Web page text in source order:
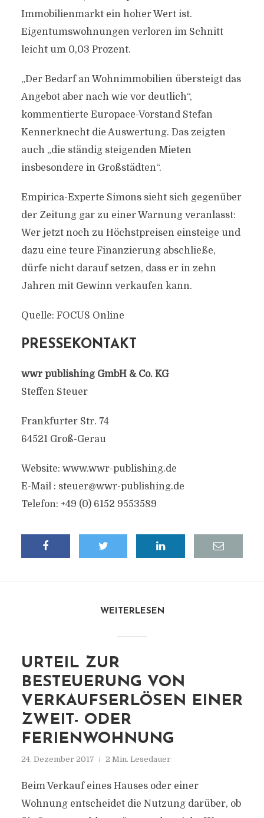
Immobilienmarkt ein hoher Wert ist.
Eigentumswohnungen verloren im Schnitt
leicht um 0,03 Prozent.
„Der Bedarf an Wohnimmobilien übersteigt das
Angebot aber nach wie vor deutlich“,
kommentierte Europace-Vorstand Stefan
Kennerknecht die Auswertung. Das zeigten
auch „die ständig steigenden Mieten
insbesondere in Großstädten“.
Empirica-Experte Simons sieht sich gegenüber
der Zeitung gar zu einer Warnung veranlasst:
Wer jetzt noch zu Höchstpreisen einsteige und
dazu eine teure Finanzierung abschließe,
dürfe nicht darauf setzen, dass er in zehn
Jahren mit Gewinn verkaufen kann.
Quelle: FOCUS Online
PRESSEKONTAKT
wwr publishing GmbH & Co. KG
Steffen Steuer
Frankfurter Str. 74
64521 Groß-Gerau
Website: www.wwr-publishing.de
E-Mail : steuer@wwr-publishing.de
Telefon: +49 (0) 6152 9553589
WEITERLESEN
URTEIL ZUR
BESTEUERUNG VON
VERKAUFSERLÖSEN EINER
ZWEIT- ODER
FERIENWOHNUNG
24. Dezember 2017 2 Min. Lesedauer
Beim Verkauf eines Hauses oder einer
Wohnung entscheidet die Nutzung darüber, ob